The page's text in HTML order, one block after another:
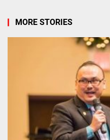
MORE STORIES